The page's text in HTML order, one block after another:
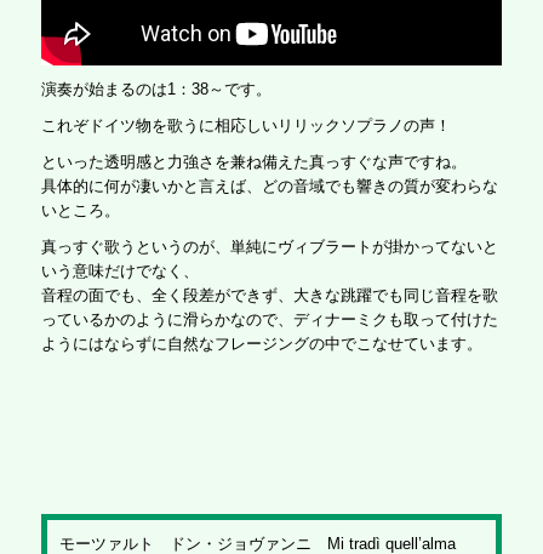
演奏が始まるのは1：38～です。
これぞドイツ物を歌うに相応しいリリックソプラノの声！
といった透明感と力強さを兼ね備えた真っすぐな声ですね。
具体的に何が凄いかと言えば、どの音域でも響きの質が変わらな
いところ。
真っすぐ歌うというのが、単純にヴィブラートが掛かってないと
いう意味だけでなく、
音程の面でも、全く段差ができず、大きな跳躍でも同じ音程を歌
っているかのように滑らかなので、ディナーミクも取って付けた
ようにはならずに自然なフレージングの中でこなせています。
モーツァルト ドン・ジョヴァンニ Mi tradì quell’alma